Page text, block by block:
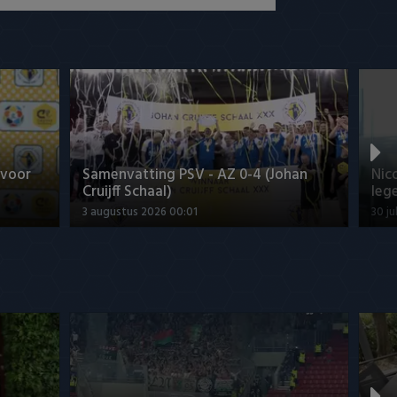
Samenvatting PSV - AZ 0-4 (Johan
Cruijff Schaal)
3 augustus 2026 00:01 30